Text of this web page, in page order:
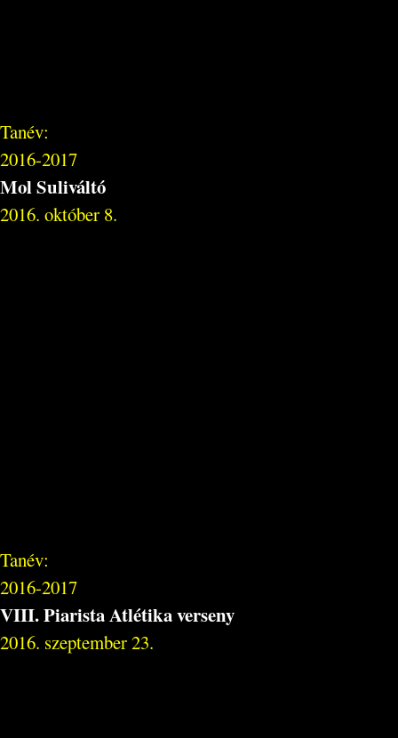
Tanév:
2016-2017
Mol Suliváltó
2016. október 8.
Tanév:
2016-2017
VIII. Piarista Atlétika verseny
2016. szeptember 23.